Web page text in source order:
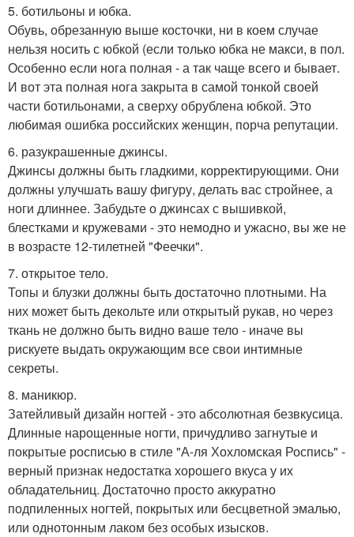
5. ботильоны и юбка.
Обувь, обрезанную выше косточки, ни в коем случае
нельзя носить с юбкой (если только юбка не макси, в пол.
Особенно если нога полная - а так чаще всего и бывает.
И вот эта полная нога закрыта в самой тонкой своей
части ботильонами, а сверху обрублена юбкой. Это
любимая ошибка российских женщин, порча репутации.
6. разукрашенные джинсы.
Джинсы должны быть гладкими, корректирующими. Они
должны улучшать вашу фигуру, делать вас стройнее, а
ноги длиннее. Забудьте о джинсах с вышивкой,
блестками и кружевами - это немодно и ужасно, вы же не
в возрасте 12-тилетней "Феечки".
7. открытое тело.
Топы и блузки должны быть достаточно плотными. На
них может быть декольте или открытый рукав, но через
ткань не должно быть видно ваше тело - иначе вы
рискуете выдать окружающим все свои интимные
секреты.
8. маникюр.
Затейливый дизайн ногтей - это абсолютная безвкусица.
Длинные нарощенные ногти, причудливо загнутые и
покрытые росписью в стиле "А-ля Хохломская Роспись" -
верный признак недостатка хорошего вкуса у их
обладательниц. Достаточно просто аккуратно
подпиленных ногтей, покрытых или бесцветной эмалью,
или однотонным лаком без особых изысков.